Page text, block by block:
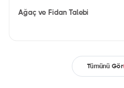
Ağaç ve Fidan Talebi
Tümünü Gör